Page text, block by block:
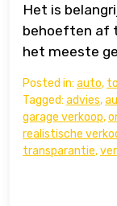
Het is
behoeften af
het meeste
Posted in: auto,
Tagged: advies,
garage verkoop,
realistische
transparantie,